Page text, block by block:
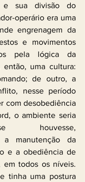
sua divisão do
operário era uma
engrenagem da
e movimentos
pela lógica da
então, uma cultura:
de outro, a
nesse período
com desobediência
o ambiente seria
houvesse,
a manutenção da
e a obediência de
em todos os níveis.
tinha uma postura